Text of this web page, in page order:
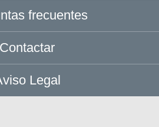
frecuentes
Contactar
Legal